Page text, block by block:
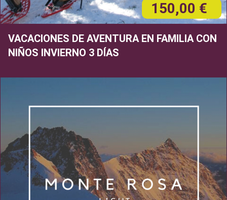
150,00 €
VACACIONES DE AVENTURA EN FAMILIA CON
NIÑOS INVIERNO 3 DÍAS